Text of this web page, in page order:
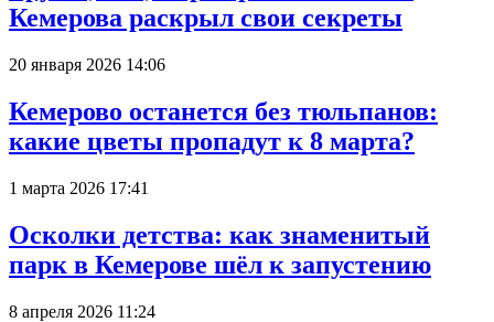
Кемерова раскрыл свои секреты
20 января 2026 14:06
Кемерово останется без тюльпанов:
какие цветы пропадут к 8 марта?
1 марта 2026 17:41
Осколки детства: как знаменитый
парк в Кемерове шёл к запустению
8 апреля 2026 11:24